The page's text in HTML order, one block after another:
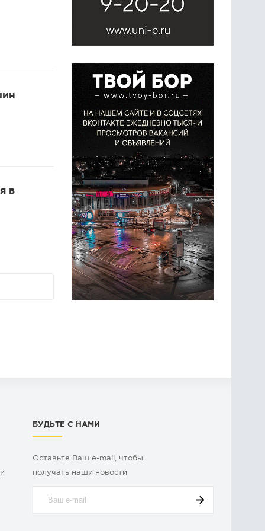
в
БУДЬТЕ С НАМИ
Оставьте Ваш e-mail, чтобы
получать наши новости